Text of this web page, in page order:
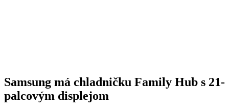
Samsung má chladničku Family Hub s 21-
palcovým displejom